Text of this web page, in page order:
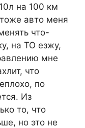
на 100 км
авто меня
что-
на ТО езжу,
мне
что
по
Из
то, что
но это не